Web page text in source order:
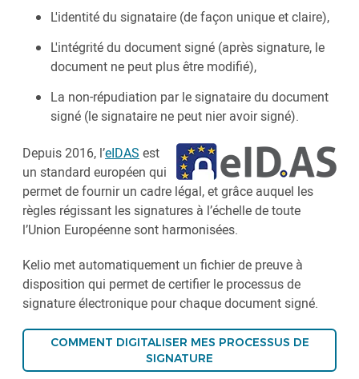
L'identité du signataire (de façon unique et claire),
L'intégrité du document signé (après signature, le
document ne peut plus être modifié),
La non-répudiation par le signataire du document
signé (le signataire ne peut nier avoir signé).
Depuis 2016, l’eIDAS est
un standard européen qui
permet de fournir un cadre légal, et grâce auquel les
règles régissant les signatures à l’échelle de toute
l’Union Européenne sont harmonisées.
Kelio met automatiquement un fichier de preuve à
disposition qui permet de certifier le processus de
signature électronique pour chaque document signé.
COMMENT DIGITALISER MES PROCESSUS DE
SIGNATURE